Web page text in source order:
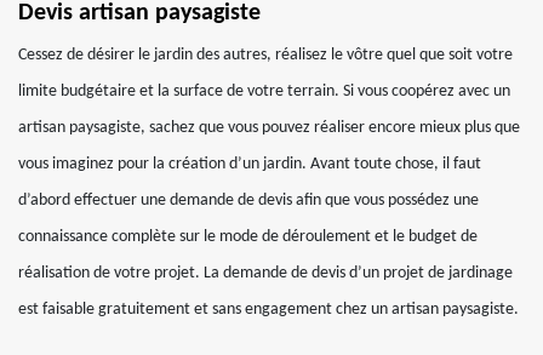
Devis artisan paysagiste
Cessez de désirer le jardin des autres, réalisez le vôtre quel que soit votre
limite budgétaire et la surface de votre terrain. Si vous coopérez avec un
artisan paysagiste, sachez que vous pouvez réaliser encore mieux plus que
vous imaginez pour la création d’un jardin. Avant toute chose, il faut
d’abord effectuer une demande de devis afin que vous possédez une
connaissance complète sur le mode de déroulement et le budget de
réalisation de votre projet. La demande de devis d’un projet de jardinage
est faisable gratuitement et sans engagement chez un artisan paysagiste.